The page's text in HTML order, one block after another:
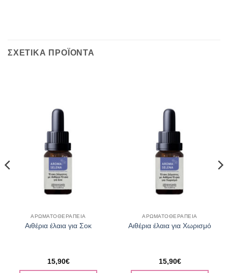
ΣΧΕΤΙΚΑ ΠΡΟΪΟΝΤΑ
ΑΡΩΜΑΤΟΘΕΡΑΠΕΙΑ
Αιθέρια έλαια για Σοκ
15,90€
ΑΡΩΜΑΤΟΘΕΡΑΠΕΙΑ
Αιθέρια έλαια για Χωρισμό
15,90€